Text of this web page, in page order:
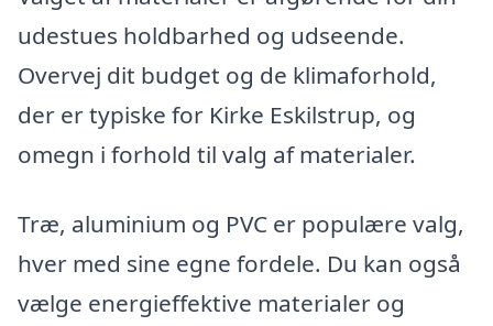
udestues holdbarhed og udseende.
Overvej dit budget og de klimaforhold,
der er typiske for Kirke Eskilstrup, og
omegn i forhold til valg af materialer.
Træ, aluminium og PVC er populære valg,
hver med sine egne fordele. Du kan også
vælge energieffektive materialer og